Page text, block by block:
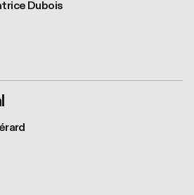
Dubois